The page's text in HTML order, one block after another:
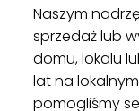
Naszym
sprzedaż lub
domu, lokalu
lat na
pomogliśmy